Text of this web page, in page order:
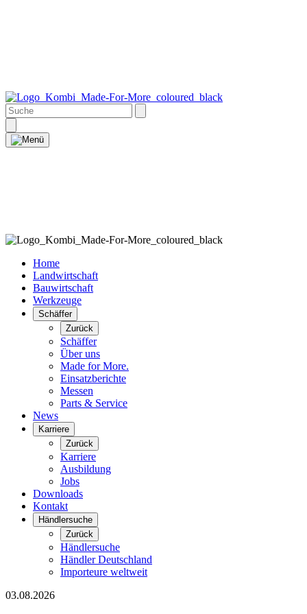
Home
Landwirtschaft
Bauwirtschaft
Werkzeuge
Schäffer
Zurück
Schäffer
Über uns
Made for More.
Einsatzberichte
Messen
Parts & Service
News
Karriere
Zurück
Karriere
Ausbildung
Jobs
Downloads
Kontakt
Händlersuche
Zurück
Händlersuche
Händler Deutschland
Importeure weltweit
03.08.2026